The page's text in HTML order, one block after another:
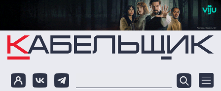
Перейти к основному содержанию